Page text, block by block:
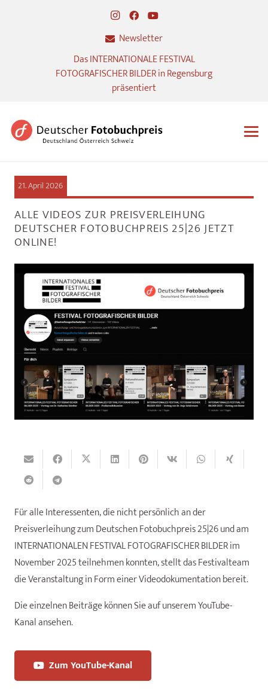
Newsletter
Das INTERNATIONALE FESTIVAL
FOTOGRAFISCHER BILDER in Regensburg
präsentiert
21. April 2026
ALLE VIDEOS ZUR PREISVERLEIHUNG
DEUTSCHER FOTOBUCHPREIS 25|26 JETZT
ONLINE!
Für alle Interessenten, die nicht persönlich an der
Preisverleihung zum Deutschen Fotobuchpreis 25|26 und am
INTERNATIONALEN FESTIVAL FOTOGRAFISCHER BILDER im
November 2025 teilnehmen konnten, stellt das Festivalteam
die Veranstaltung in Form einer Videodokumentation bereit.
Die einzelnen Beiträge können Sie auf unserem YouTube-
Kanal ansehen.
Zum YouTube-Kanal